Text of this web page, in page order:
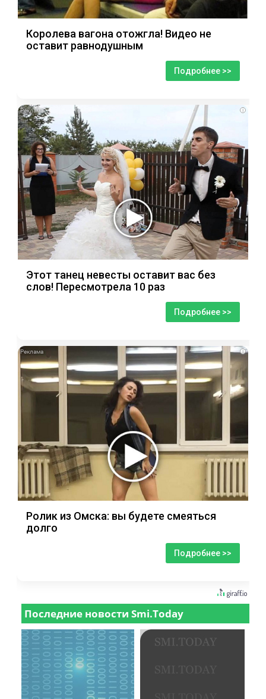
Королева вагона отожгла! Видео не
оставит равнодушным
Подробнее >>
i
Этот танец невесты оставит вас без
слов! Пересмотрела 10 раз
Подробнее >>
i
Ролик из Омска: вы будете смеяться
долго
Подробнее >>